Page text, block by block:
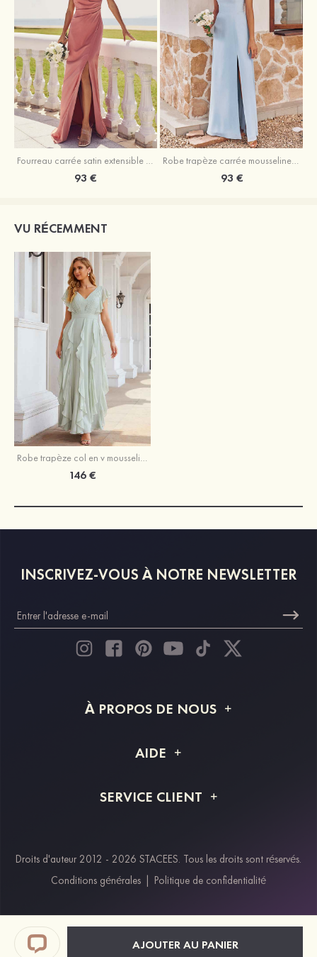
AJOUTER AU PANIER
93 € 93 €
VU RÉCEMMENT
Robe trapèze col en v mousseline longueur ras du sol robe de demoiselle d'honneur avec plissé volants
146 €
INSCRIVEZ-VOUS À NOTRE NEWSLETTER
À PROPOS DE NOUS
Livraison
AIDE
Retour et remboursement
SERVICE CLIENT
Modes de paiement
Klarna
Paypal
Réductions étudiants & travailleurs essentiels
Droits d'auteur 2012 - 2026 STACEES. Tous les droits sont réservés.
Conditions générales | Politique de confidentialité